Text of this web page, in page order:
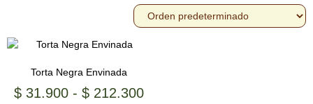
Torta Negra Envinada
$31.900 - $212.300